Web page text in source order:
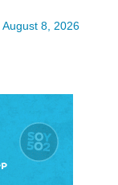
August 8, 2026